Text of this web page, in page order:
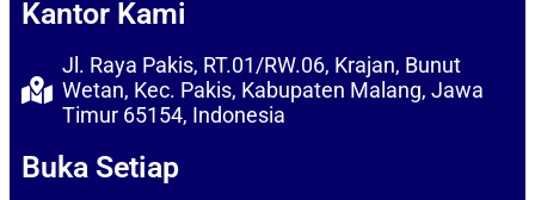
Kantor Kami
Jl. Raya Pakis, RT.01/RW.06, Krajan, Bunut
Wetan, Kec. Pakis, Kabupaten Malang, Jawa
Timur 65154, Indonesia
Buka Setiap